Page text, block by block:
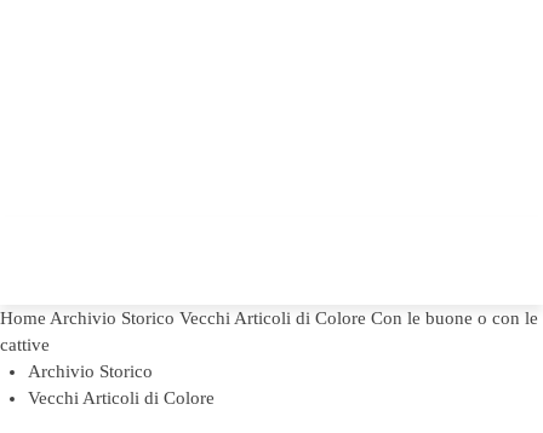
Home Archivio Storico Vecchi Articoli di Colore Con le buone o con le
cattive
Archivio Storico
Vecchi Articoli di Colore